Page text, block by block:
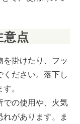
点
掛けたり、フッ
ださい。落下し
。
での使用や、火気
があります。ま